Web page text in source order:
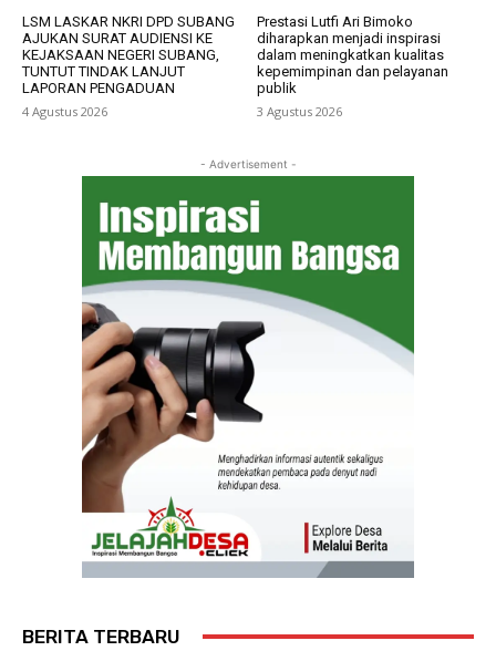
LSM LASKAR NKRI DPD SUBANG
AJUKAN SURAT AUDIENSI KE
KEJAKSAAN NEGERI SUBANG,
TUNTUT TINDAK LANJUT
LAPORAN PENGADUAN
4 Agustus 2026
Prestasi Lutfi Ari Bimoko
diharapkan menjadi inspirasi
dalam meningkatkan kualitas
kepemimpinan dan pelayanan
publik
3 Agustus 2026
- Advertisement -
BERITA TERBARU